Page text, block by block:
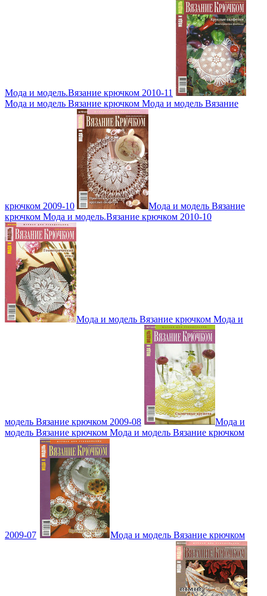
Мода и модель.Вязание крючком 2010-11
Мода и модель Вязание крючком Мода и модель Вязание
крючком 2009-10
Мода и модель Вязание
крючком Мода и модель.Вязание крючком 2010-10
Мода и модель Вязание крючком Мода и
модель Вязание крючком 2009-08
Мода и
модель Вязание крючком Мода и модель Вязание крючком
2009-07 Мода и модель Вязание крючком